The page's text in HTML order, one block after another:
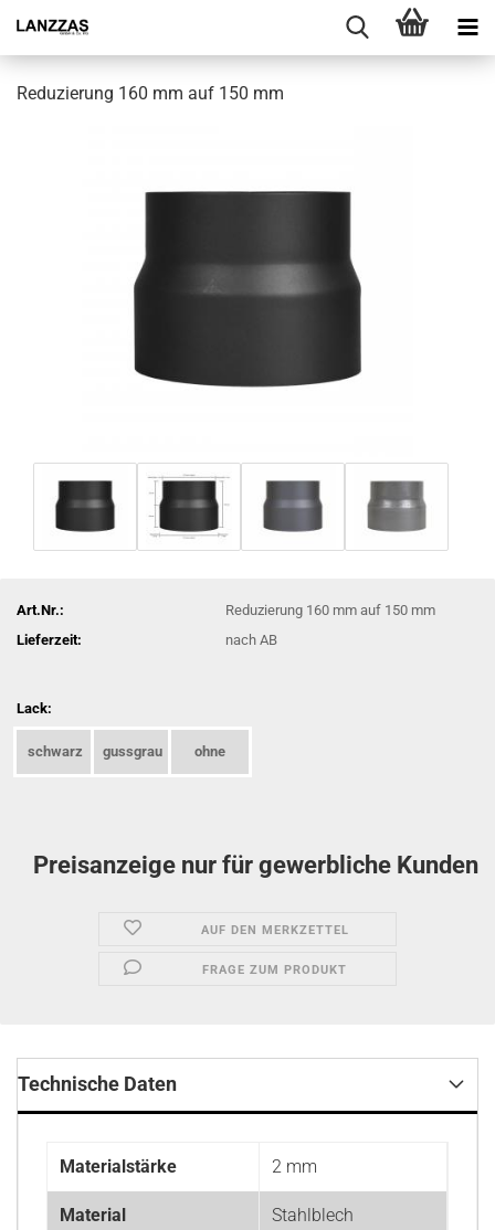
Reduzierung 160 mm auf 150 mm
Art.Nr.:
Reduzierung 160 mm auf 150 mm
Lieferzeit:
nach AB
Lack:
schwarz gussgrau ohne
Preisanzeige nur für gewerbliche Kunden
AUF DEN MERKZETTEL
FRAGE ZUM PRODUKT
Technische Daten
Materialstärke 2 mm
Material Stahlblech